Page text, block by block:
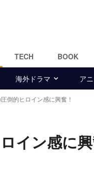
TECH BOOK
海外ドラマ ア
倒的ヒロイン感に興奮！
イン感に